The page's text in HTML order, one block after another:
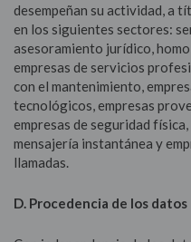
desempeñan su actividad, a
en los siguientes sectores:
asesoramiento jurídico,
empresas de servicios
con el mantenimiento,
tecnológicos, empresas
empresas de seguridad
mensajería instantánea y
llamadas.
D. Procedencia de los datos